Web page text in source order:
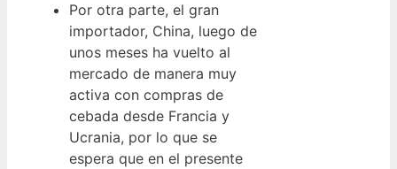
Por otra parte, el gran
importador, China, luego de
unos meses ha vuelto al
mercado de manera muy
activa con compras de
cebada desde Francia y
Ucrania, por lo que se
espera que en el presente